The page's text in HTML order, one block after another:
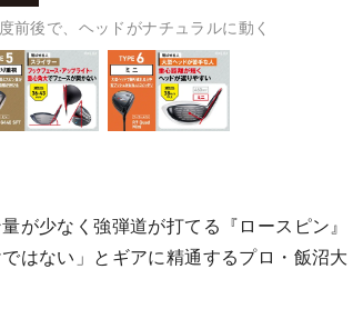
前後で、ヘッドがナチュラルに動く
が少なく強弾道が打てる『ロースピン』
はない」とギアに精通するプロ・飯沼大